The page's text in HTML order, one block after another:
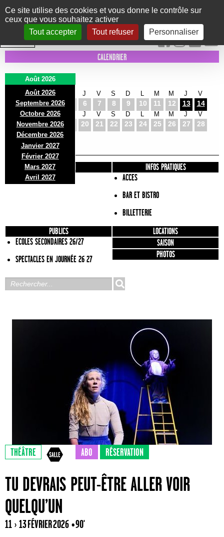
Panneau de gestion des cookies
Ce site utilise des cookies et vous donne le contrôle sur
ceux que vous souhaitez activer
Tout accepter
Tout refuser Personnaliser
Le Marni
CONCERTS DANSE/CIRQUE THÉÂTRE KIDS EXPOS EVENTS
INTRA MUROS
CALENDRIER
Août 2026
Août 2026
Septembre 2026
Octobre 2026
Novembre 2026
Décembre 2026
Janvier 2027
Février 2027
Mars 2027
Avril 2027
D
2
L
3
M
4
J
6
V
7
S
8
D
9 10
M
11
M
12
J
13
V
14
D
16
L
17
M
18
J
20
V
21
S
22
D
23 24
M
25
M
26
J
27
V
28
D
30
L
31
PRÉSENTATION
INFOS PRATIQUES
ACCES
BAR ET BISTRO
BILLETTERIE
PUBLICS
ECOLES SECONDAIRES 26/27
SPECTACLES EN JOURNÉE 26 27
LOCATIONS
SAISON
PHOTOS
THÉÂTRE ABO RÉSERVATION
TU DEVRAIS PEUT-ÊTRE ALLER VOIR
QUELQU’UN
11 › 13 FÉVRIER 2026 • 90'